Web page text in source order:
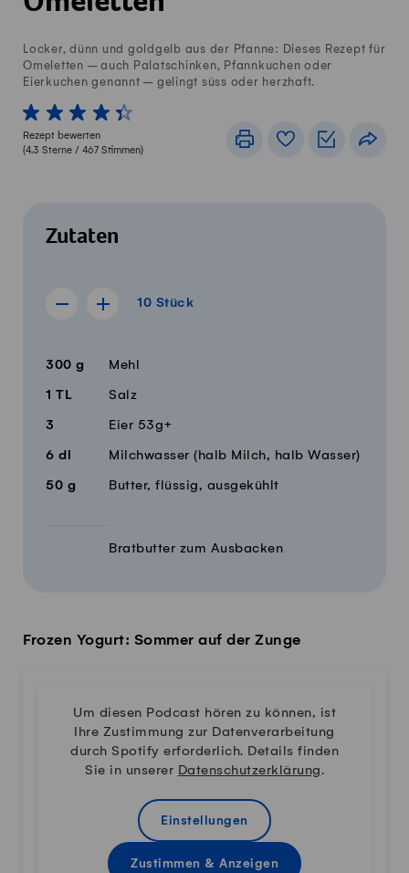
Locker, dünn und goldgelb aus der Pfanne: Dieses Rezept für
Omeletten – auch Palatschinken, Pfannkuchen oder
Eierkuchen genannt – gelingt süss oder herzhaft.
1 von 5 Sterne
2 von 5 Sterne
3 von 5 Sterne
4 von 5 Sterne
5 von 5 Sterne
Rezept bewerten
(4.3 Sterne / 467 Stimmen)
DruckenRezeptbuch
Zutaten
Rezept für 9 Stück anzeigen
Rezept für 11 Stück anzeigen
10 Stück
Menge Zutaten
300 g Mehl
1 TL Salz
3 Eier 53g+
6 dl Milchwasser (halb Milch, halb Wasser)
50 g Butter, flüssig, ausgekühlt
Bratbutter zum Ausbacken
Frozen Yogurt: Sommer auf der Zunge
Um diesen Podcast hören zu können, ist
Ihre Zustimmung zur Datenverarbeitung
durch Spotify erforderlich. Details finden
Sie in unserer Datenschutzerklärung.
Einstellungen
Zustimmen & Anzeigen